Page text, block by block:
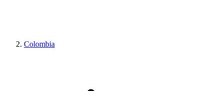
Colombia